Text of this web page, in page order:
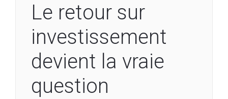
Le retour sur
investissement
devient la vraie
question